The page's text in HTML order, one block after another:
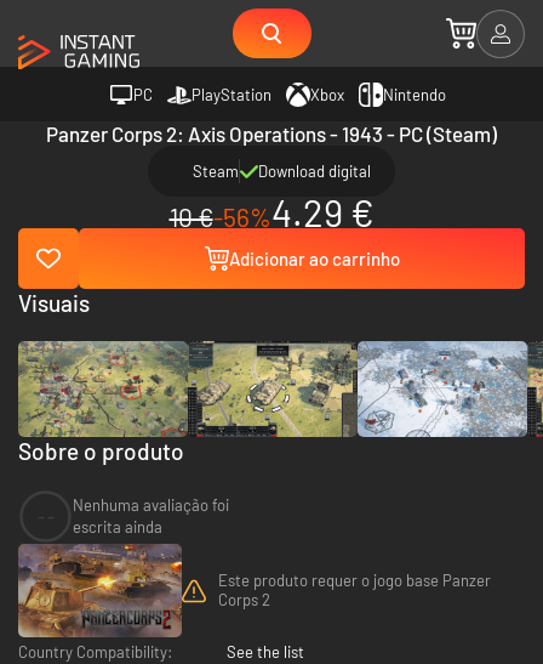
PC PlayStation Xbox Nintendo
Panzer Corps 2: Axis Operations - 1943 - PC (Steam)
Steam Download digital
10 €-56%4.29 €
Adicionar ao carrinho
Sobre o produto
Nenhuma avaliação foi
escrita ainda
Este produto requer o jogo base Panzer
Corps 2
Country Compatibility:
See the list
Visuais